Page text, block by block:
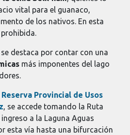
vital para el guanaco,
de los nativos. En esta
destaca por contar con una
más imponentes del lago
Reserva Provincial de Usos
, se accede tomando la Ruta
a la Laguna Aguas
esta vía hasta una bifurcación